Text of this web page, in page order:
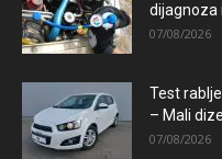
dijagnoza
07/08/2026
Test
– Mali
07/08/2026